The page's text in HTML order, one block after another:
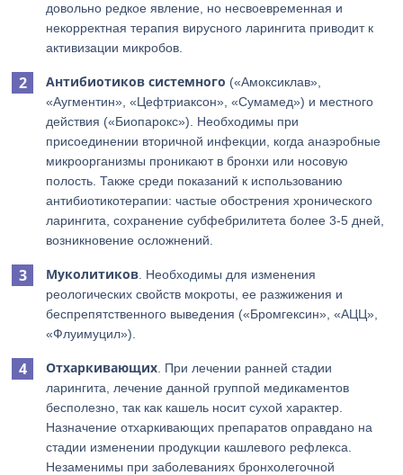
довольно редкое явление, но несвоевременная и
некорректная терапия вирусного ларингита приводит к
активизации микробов.
Антибиотиков системного («Амоксиклав»,
«Аугментин», «Цефтриаксон», «Сумамед») и местного
действия («Биопарокс»). Необходимы при
присоединении вторичной инфекции, когда анаэробные
микроорганизмы проникают в бронхи или носовую
полость. Также среди показаний к использованию
антибиотикотерапии: частые обострения хронического
ларингита, сохранение субфебрилитета более 3-5 дней,
возникновение осложнений.
Муколитиков . Необходимы для изменения
реологических свойств мокроты, ее разжижения и
беспрепятственного выведения («Бромгексин», «АЦЦ»,
«Флуимуцил»).
Отхаркивающих . При лечении ранней стадии
ларингита, лечение данной группой медикаментов
бесполезно, так как кашель носит сухой характер.
Назначение отхаркивающих препаратов оправдано на
стадии изменении продукции кашлевого рефлекса.
Незаменимы при заболеваниях бронхолегочной